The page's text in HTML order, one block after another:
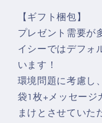
を
み
て
い
る。】
お
も
み
て
る
お
も
【ギフト梱包】
プレゼント需要が
イシーではデフォ
います！
環境問題に考慮し
袋1枚+メッセージ
まけとさせていた